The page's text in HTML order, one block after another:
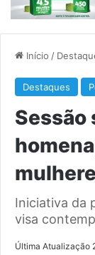
Início /
Destaques
Sessão
Iniciativa da
visa
Última Atualização